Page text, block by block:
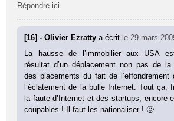
Répondre ici
[16] - Olivier Ezrattya écrit le 29 mars
La hausse de l’immobilier aux USA
résultat d’un déplacement non pas de la
des placements du fait de l’effondrement
l’éclatement de la bulle Internet. Tout ça,
la faute d’Internet et des startups, encore
coupables ! Il faut les nationaliser ! 🙂